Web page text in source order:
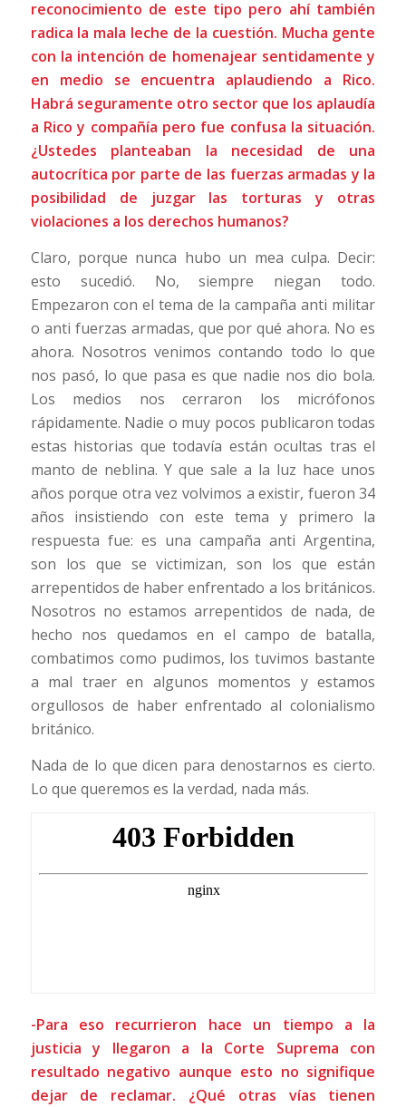
reconocimiento de este tipo pero ahí también
radica la mala leche de la cuestión. Mucha gente
con la intención de homenajear sentidamente y
en medio se encuentra aplaudiendo a Rico.
Habrá seguramente otro sector que los aplaudía
a Rico y compañía pero fue confusa la situación.
¿Ustedes planteaban la necesidad de una
autocrítica por parte de las fuerzas armadas y la
posibilidad de juzgar las torturas y otras
violaciones a los derechos humanos?
Claro, porque nunca hubo un mea culpa. Decir:
esto sucedió. No, siempre niegan todo.
Empezaron con el tema de la campaña anti militar
o anti fuerzas armadas, que por qué ahora. No es
ahora. Nosotros venimos contando todo lo que
nos pasó, lo que pasa es que nadie nos dio bola.
Los medios nos cerraron los micrófonos
rápidamente. Nadie o muy pocos publicaron todas
estas historias que todavía están ocultas tras el
manto de neblina. Y que sale a la luz hace unos
años porque otra vez volvimos a existir, fueron 34
años insistiendo con este tema y primero la
respuesta fue: es una campaña anti Argentina,
son los que se victimizan, son los que están
arrepentidos de haber enfrentado a los británicos.
Nosotros no estamos arrepentidos de nada, de
hecho nos quedamos en el campo de batalla,
combatimos como pudimos, los tuvimos bastante
a mal traer en algunos momentos y estamos
orgullosos de haber enfrentado al colonialismo
británico.
Nada de lo que dicen para denostarnos es cierto.
Lo que queremos es la verdad, nada más.
-Para eso recurrieron hace un tiempo a la
justicia y llegaron a la Corte Suprema con
resultado negativo aunque esto no signifique
dejar de reclamar. ¿Qué otras vías tienen